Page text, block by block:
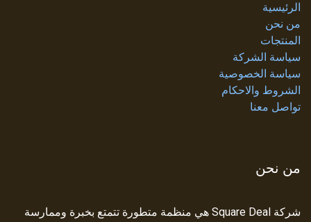
الرئيسية
من نحن
المنتجات
سياسة الشركة
سياسة الخصوصية
الشروط والاحكام
تواصل معنا
من نحن
شركة Square Deal هي منظمة متطورة تتمتع بخبرة وممارسة